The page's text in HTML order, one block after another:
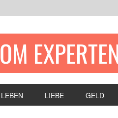
LEBEN LIEBE GELD